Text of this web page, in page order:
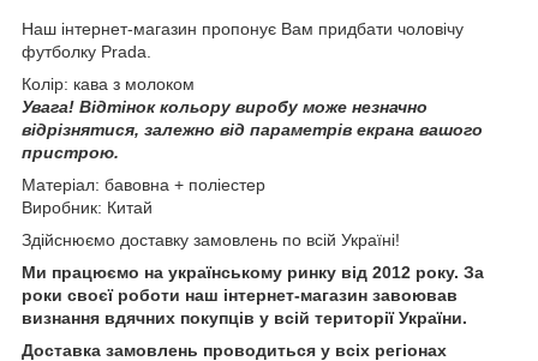
Наш інтернет-магазин пропонує Вам придбати чоловічу
футболку Prada.
Колір: кава з молоком
Увага! Відтінок кольору виробу може незначно
відрізнятися, залежно від параметрів екрана вашого
пристрою.
Матеріал: бавовна + поліестер
Виробник: Китай
Здійснюємо доставку замовлень по всій Україні!
Ми працюємо на українському ринку від 2012 року. За
роки своєї роботи наш інтернет-магазин завоював
визнання вдячних покупців у всій території України.
Доставка замовлень проводиться у всіх регіонах